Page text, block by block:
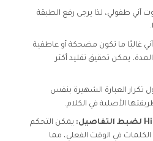
آني طفولي، لذا يرجى رفع الطبقة
آني غالبًا ما تكون مضحكة أو عاطفية
يمكن تحقيق تقليد أكثر
تكرار العبارة الشهيرة بنفس
الأصلية في الكلام.
يمكن التحكم
في الوقت الفعلي، مما